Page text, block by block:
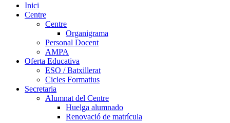
Inici
Centre
Centre
Organigrama
Personal Docent
AMPA
Oferta Educativa
ESO / Batxillerat
Cicles Formatius
Secretaria
Alumnat del Centre
Huelga alumnado
Renovació de matrícula